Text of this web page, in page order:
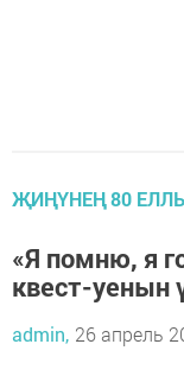
ҖИҢҮНЕҢ 80
«Я помню, я
квест-уенын
admin, 26 апрель